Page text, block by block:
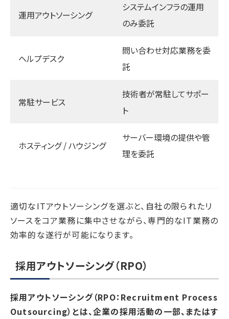
運用アウトソーシング
システムインフラの運用
のみ委託
ヘルプデスク
問い合わせ対応業務を委
託
常駐サービス
技術者が常駐してサポー
ト
ホスティング / ハウジング
サーバー環境の提供や管
理を委託
適切なITアウトソーシングを選ぶと、自社の限られたリ
ソースをコア業務に集中させながら、専門的なIT業務の
効率的な遂行が可能になります。
採用アウトソーシング（RPO）
採用アウトソーシング（RPO：Recruitment Process
Outsourcing）とは、企業の採用活動の一部、またはす